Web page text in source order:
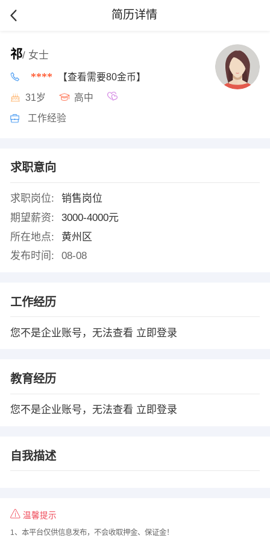
简历详情
祁/ 女士
**** 【查看需要80金币】
31岁 高中
工作经验
求职意向
求职岗位:
销售岗位
期望薪资:
3000-4000元
所在地点:
黄州区
发布时间:
08-08
工作经历
您不是企业账号，无法查看 立即登录
教育经历
您不是企业账号，无法查看 立即登录
自我描述
温馨提示
1、本平台仅供信息发布，不会收取押金、保证金！